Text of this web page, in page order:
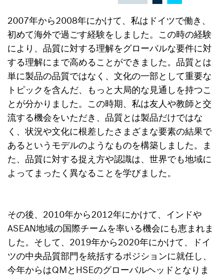
2007年から2008年にかけて、私はドイツで働き、
初めて海外で過ごす経験をしました。この時の経験
により、品質に対する理解をグローバルな要件に対
する理解にまで高めることができました。品質とは
単に製品の品質ではなく、文化の一部として重要な
トピックを含んだ、もっと大局的な見通しを持つこ
とが分かりました。この時期、私は友人や教師と交
流する機会をいただき、品質とは製品だけではな
く、状況や文化に根差したさまざまな要素の結果で
あるというモデルのようなものを構築しました。ま
た、品質に対する捉え方や認識は、世界でも地域に
よってまったく異なることを学びました。
その後、2010年から2012年にかけて、インドや
ASEAN地域の国際チームを率いる機会にも恵まれま
した。そして、2019年から2020年にかけて、ドイ
ツの中央品質部門を統括するポジションに就任し、
今年からはQMとHSEのグローバルヘッドとなりま